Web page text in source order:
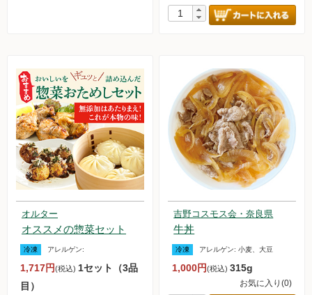
水産品
肉類
冷蔵食品他
惣菜
麺
乾物
調味料
オルター
オススメの惣菜セット
冷凍 アレルゲン:
1,717円(税込) 1セット（3品
目）
吉野コスモス会・奈良県
牛丼
冷凍 アレルゲン:小麦、大豆
1,000円(税込)315g
お気に入り(0)